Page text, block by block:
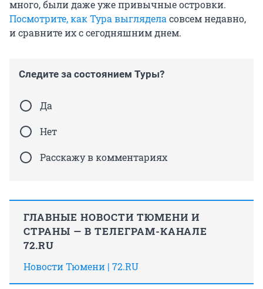
много, были даже уже привычные островки.
Посмотрите, как Тура выгляделасовсем недавно,
и сравните их с сегодняшним днем.
Следите за состоянием Туры?
Да
Нет
Расскажу в комментариях
ГЛАВНЫЕ НОВОСТИ ТЮМЕНИ И
СТРАНЫ — В ТЕЛЕГРАМ-КАНАЛЕ
72.RU
Новости Тюмени | 72.RU